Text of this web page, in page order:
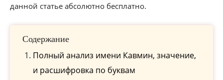
данной статье абсолютно бесплатно.
Содержание
Полный анализ имени Кавмин, значение,
и расшифровка по буквам